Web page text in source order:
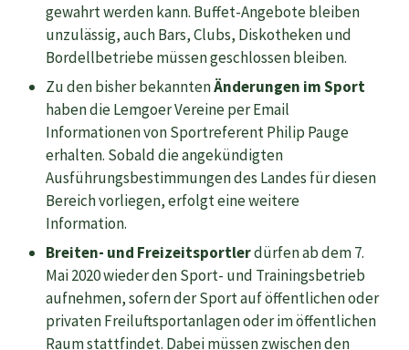
gewahrt werden kann. Buffet-Angebote bleiben
unzulässig, auch Bars, Clubs, Diskotheken und
Bordellbetriebe müssen geschlossen bleiben.
Zu den bisher bekanntenÄnderungen im Sport
haben die Lemgoer Vereine per Email
Informationen von Sportreferent Philip Pauge
erhalten. Sobald die angekündigten
Ausführungsbestimmungen des Landes für diesen
Bereich vorliegen, erfolgt eine weitere
Information.
Breiten- und Freizeitsportlerdürfen ab dem 7.
Mai 2020 wieder den Sport- und Trainingsbetrieb
aufnehmen, sofern der Sport auf öffentlichen oder
privaten Freiluftsportanlagen oder im öffentlichen
Raum stattfindet. Dabei müssen zwischen den